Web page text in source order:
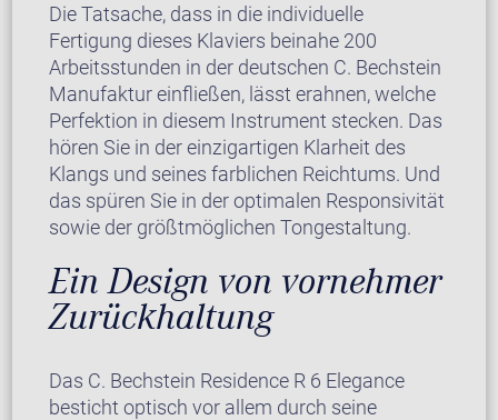
Die Tatsache, dass in die individuelle
Fertigung dieses Klaviers beinahe 200
Arbeitsstunden in der deutschen C. Bechstein
Manufaktur einfließen, lässt erahnen, welche
Perfektion in diesem Instrument stecken. Das
hören Sie in der einzigartigen Klarheit des
Klangs und seines farblichen Reichtums. Und
das spüren Sie in der optimalen Responsivität
sowie der größtmöglichen Tongestaltung.
Ein Design von vornehmer
Zurückhaltung
Das C. Bechstein Residence R 6 Elegance
besticht optisch vor allem durch seine